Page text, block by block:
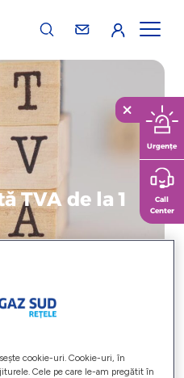
TVA de la 1
2025
Urgențe
Call
Center
cookie-uri. Cookie-uri, în
Cele pe care le-am pregătit în